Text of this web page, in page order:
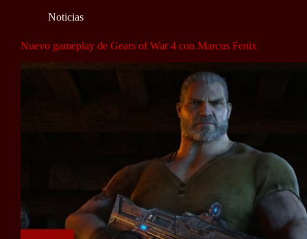
Noticias
Nuevo gameplay de Gears of War 4 con Marcus Fenix